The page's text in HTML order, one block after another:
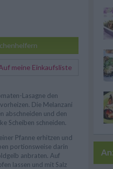
meine Einkaufsliste
Lasagne den
Die Melanzani
abschneiden und den
Scheiben schneiden.
Pfanne erhitzen und
portionsweise darin
anbraten. Auf
lassen und mit Salz